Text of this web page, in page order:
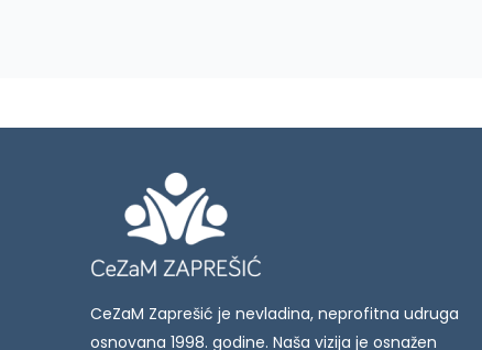
CeZaM Zaprešić je nevladina, neprofitna udruga
osnovana 1998. godine. Naša vizija je osnažen